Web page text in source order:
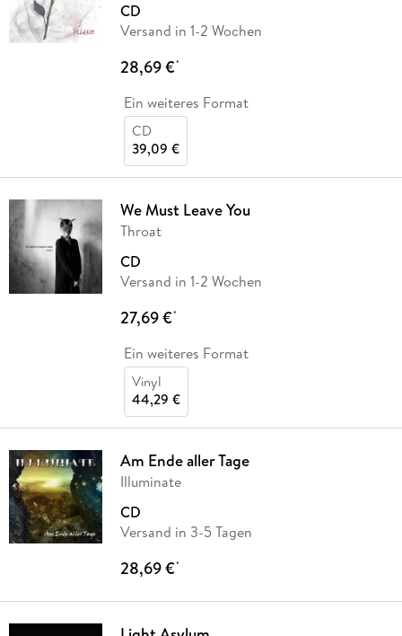
CD
Versand in 1-2 Wochen
28,69 €*
Ein weiteres Format
CD
39,09 €
We Must Leave You
Throat
CD
Versand in 1-2 Wochen
27,69 €*
Ein weiteres Format
Vinyl
44,29 €
Am Ende aller Tage
Illuminate
CD
Versand in 3-5 Tagen
28,69 €*